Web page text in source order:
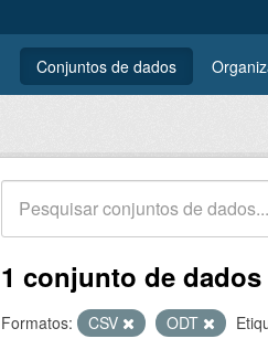
Conjuntos de dados
1 conjunto de
Formatos: CSV ODT